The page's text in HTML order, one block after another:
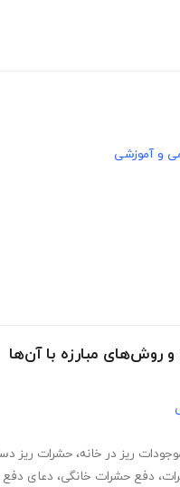
و آموزشی
و روش‌های مبارزه با آن‌ها
ریز در خانه، حشرات ریز
، دفع حشرات خانگی، دعای دفع